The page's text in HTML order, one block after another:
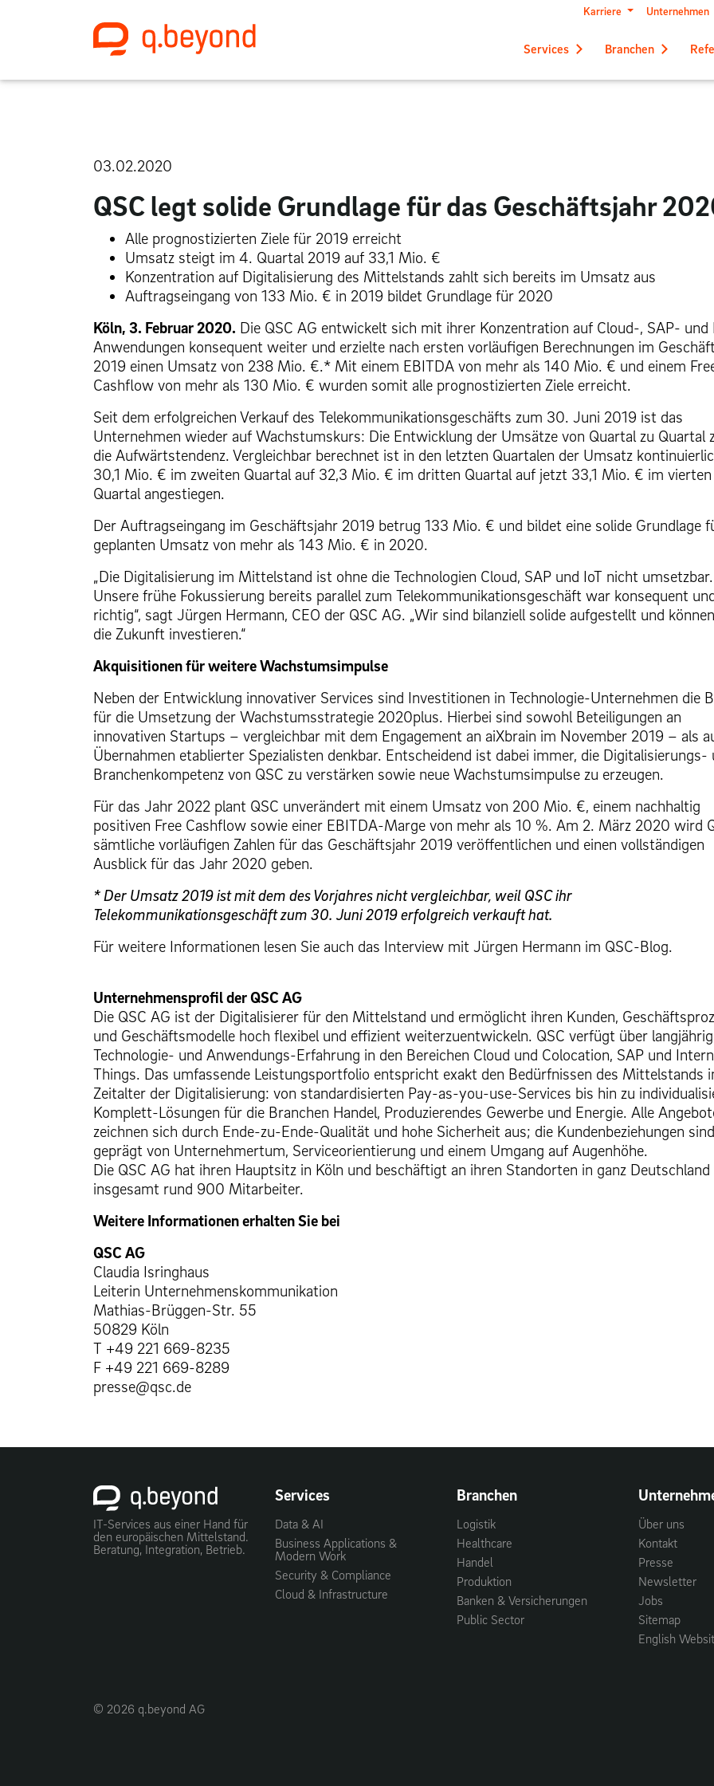
Services Branchen
Karriere Unternehmen
03.02.2020
QSC legt solide Grundlage für das Geschäftsjahr
Alle prognostizierten Ziele für 2019 erreicht
Umsatz steigt im 4. Quartal 2019 auf 33,1 Mio. €
Konzentration auf Digitalisierung des Mittelstands zahlt sich bereits im Umsatz aus
Auftragseingang von 133 Mio. € in 2019 bildet Grundlage für 2020
Köln, 3. Februar 2020. Die QSC AG entwickelt sich mit ihrer Konzentration auf Cloud-, SAP- und
Anwendungen konsequent weiter und erzielte nach ersten vorläufigen Berechnungen im
2019 einen Umsatz von 238 Mio. €.* Mit einem EBITDA von mehr als 140 Mio. € und einem
Cashflow von mehr als 130 Mio. € wurden somit alle prognostizierten Ziele erreicht.
Seit dem erfolgreichen Verkauf des Telekommunikationsgeschäfts zum 30. Juni 2019 ist das
Unternehmen wieder auf Wachstumskurs: Die Entwicklung der Umsätze von Quartal zu Quartal
die Aufwärtstendenz. Vergleichbar berechnet ist in den letzten Quartalen der Umsatz
30,1 Mio. € im zweiten Quartal auf 32,3 Mio. € im dritten Quartal auf jetzt 33,1 Mio. € im vierten
Quartal angestiegen.
Der Auftragseingang im Geschäftsjahr 2019 betrug 133 Mio. € und bildet eine solide Grundlage
geplanten Umsatz von mehr als 143 Mio. € in 2020.
„Die Digitalisierung im Mittelstand ist ohne die Technologien Cloud, SAP und IoT nicht umsetzbar.
Unsere frühe Fokussierung bereits parallel zum Telekommunikationsgeschäft war konsequent
richtig“, sagt Jürgen Hermann, CEO der QSC AG. „Wir sind bilanziell solide aufgestellt und
die Zukunft investieren.“
Akquisitionen für weitere Wachstumsimpulse
Neben der Entwicklung innovativer Services sind Investitionen in Technologie-Unternehmen die
für die Umsetzung der Wachstumsstrategie 2020plus. Hierbei sind sowohl Beteiligungen an
innovativen Startups – vergleichbar mit dem Engagement an aiXbrain im November 2019 – als
Übernahmen etablierter Spezialisten denkbar. Entscheidend ist dabei immer, die Digitalisierungs-
Branchenkompetenz von QSC zu verstärken sowie neue Wachstumsimpulse zu erzeugen.
Für das Jahr 2022 plant QSC unverändert mit einem Umsatz von 200 Mio. €, einem nachhaltig
positiven Free Cashflow sowie einer EBITDA-Marge von mehr als 10 %. Am 2. März 2020 wird
sämtliche vorläufigen Zahlen für das Geschäftsjahr 2019 veröffentlichen und einen vollständigen
Ausblick für das Jahr 2020 geben.
* Der Umsatz 2019 ist mit dem des Vorjahres nicht vergleichbar, weil QSC ihr
Telekommunikationsgeschäft zum 30. Juni 2019 erfolgreich verkauft hat.
Für weitere Informationen lesen Sie auch das Interview mit Jürgen Hermann im QSC-Blog.
Unternehmensprofil der QSC AG
Die QSC AG ist der Digitalisierer für den Mittelstand und ermöglicht ihren Kunden,
und Geschäftsmodelle hoch flexibel und effizient weiterzuentwickeln. QSC verfügt über
Technologie- und Anwendungs-Erfahrung in den Bereichen Cloud und Colocation, SAP und
Things. Das umfassende Leistungsportfolio entspricht exakt den Bedürfnissen des Mittelstands
Zeitalter der Digitalisierung: von standardisierten Pay-as-you-use-Services bis hin zu
Komplett-Lösungen für die Branchen Handel, Produzierendes Gewerbe und Energie. Alle
zeichnen sich durch Ende-zu-Ende-Qualität und hohe Sicherheit aus; die Kundenbeziehungen sind
geprägt von Unternehmertum, Serviceorientierung und einem Umgang auf Augenhöhe.
Die QSC AG hat ihren Hauptsitz in Köln und beschäftigt an ihren Standorten in ganz Deutschland
insgesamt rund 900 Mitarbeiter.
Weitere Informationen erhalten Sie bei
QSC AG
Claudia Isringhaus
Leiterin Unternehmenskommunikation
Mathias-Brüggen-Str. 55
50829 Köln
T +49 221 669-8235
F +49 221 669-8289
presse@qsc.de
IT-Services aus einer Hand für
den europäischen Mittelstand.
Beratung, Integration, Betrieb.
Services
Data & AI
Business Applications &
Modern Work
Security & Compliance
Cloud & Infrastructure
Branchen
Logistik
Healthcare
Handel
Produktion
Banken & Versicherungen
Public Sector
Über uns
Kontakt
Presse
Newsletter
Jobs
Sitemap
English
© 2026 q.beyond AG